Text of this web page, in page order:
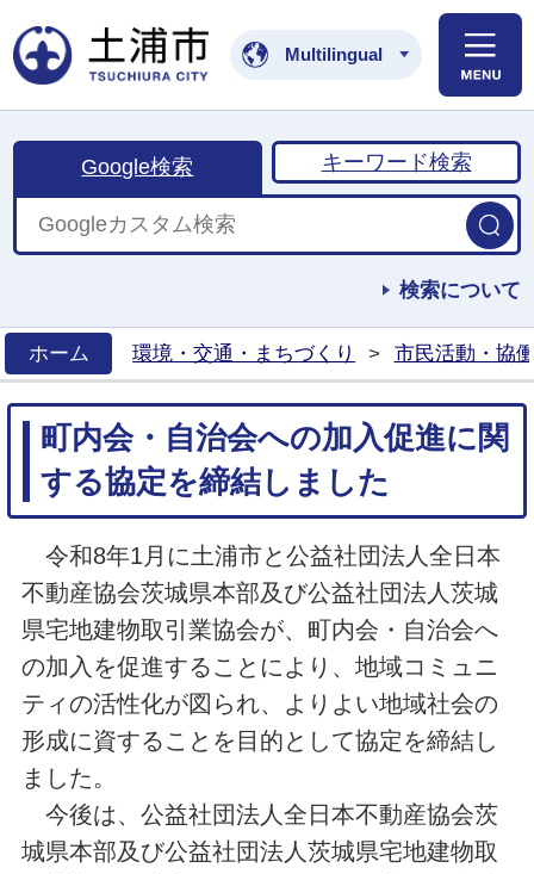
土浦市公式ホームペ
Multilingual
Google検索 キーワード検索
検索について
ホーム
環境・交通・まちづくり > 市民活動・協
町内会・自治会への加入促進に関
する協定を締結しました
令和8年1月に土浦市と公益社団法人全日本
不動産協会茨城県本部及び公益社団法人茨城
県宅地建物取引業協会が、町内会・自治会へ
の加入を促進することにより、地域コミュニ
ティの活性化が図られ、よりよい地域社会の
形成に資することを目的として協定を締結し
ました。
今後は、公益社団法人全日本不動産協会茨
城県本部及び公益社団法人茨城県宅地建物取